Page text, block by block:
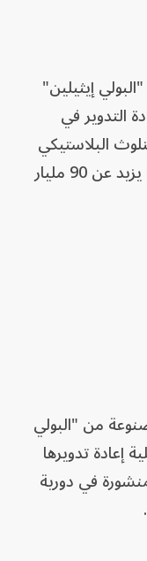
إيثيلين"
التدوير في
البلاستيكي
ودفن النفايات، حيث ينتج العالم ما يزيد عن 90 مليار
من "البولي
إعادة تدويرها
في دورية